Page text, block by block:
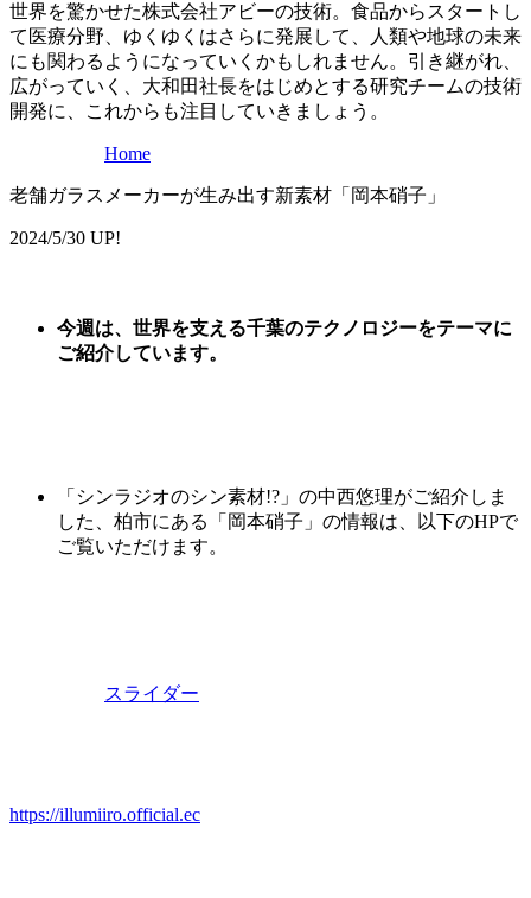
世界を驚かせた株式会社アビーの技術。食品からスタートし
て医療分野、ゆくゆくはさらに発展して、人類や地球の未来
にも関わるようになっていくかもしれません。引き継がれ、
広がっていく、大和田社長をはじめとする研究チームの技術
開発に、これからも注目していきましょう。
Home
老舗ガラスメーカーが生み出す新素材「岡本硝子」
2024/5/30 UP!
今週は、 世界を支える千葉のテクノロジーをテーマに
ご紹介しています。
「シンラジオのシン素材!?」の中西悠理がご紹介しま
した、柏市にある「 岡本硝子 」の情報は、以下のHPで
ご覧いただけます。
スライダー
https://illumiiro.official.ec